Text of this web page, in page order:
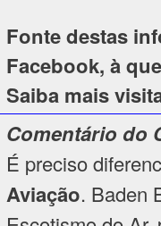
Fonte destas
Facebook, à
Saiba mais
Comentário do
É preciso
Aviação. Baden